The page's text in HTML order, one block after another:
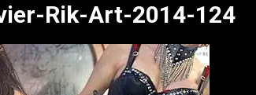
Rik-Art-2014-124